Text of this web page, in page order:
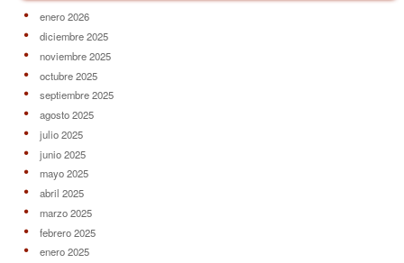
enero 2026
diciembre 2025
noviembre 2025
octubre 2025
septiembre 2025
agosto 2025
julio 2025
junio 2025
mayo 2025
abril 2025
marzo 2025
febrero 2025
enero 2025